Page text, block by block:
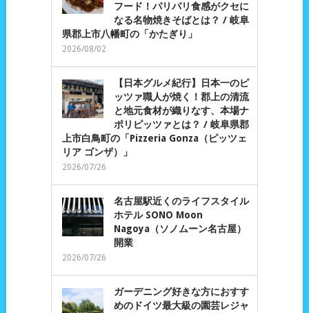
フード！パリパリ食感がクセに
なる名物焼きそばとは？ / 岐阜
県郡上市八幡町の「かたぎり」
2026/08/02
【日本グルメ紀行】日本一のピ
ッツァ職人が焼く！郡上の清流
と地元食材が織りなす、本場ナ
ポリピッツァとは？ / 岐阜県郡
上市白鳥町の「Pizzeria Gonza（ピッツェ
リア ゴンザ）」
2026/07/26
名古屋駅近くのライフスタイル
ホテル SONO Moon
Nagoya（ソノムーン名古屋）
開業
2026/07/26
ガーデニング好きな方におすす
めのドイツ最大級の園芸レジャ